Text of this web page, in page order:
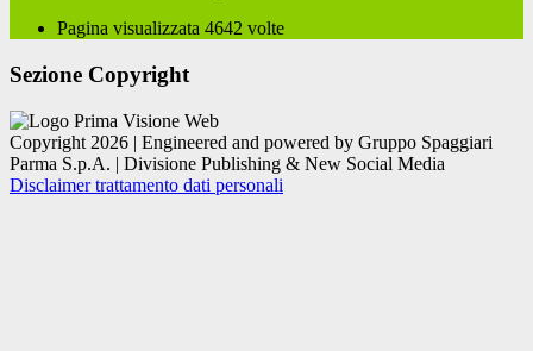
Pagina visualizzata 4642 volte
Sezione Copyright
Copyright 2026 | Engineered and powered by Gruppo Spaggiari
Parma S.p.A. | Divisione Publishing & New Social Media
Disclaimer trattamento dati personali